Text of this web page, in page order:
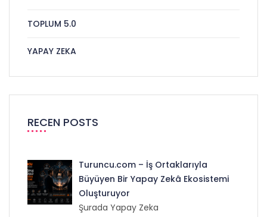
TOPLUM 5.0
YAPAY ZEKA
RECEN POSTS
Turuncu.com – İş Ortaklarıyla
Büyüyen Bir Yapay Zekâ Ekosistemi
Oluşturuyor
Şurada Yapay Zeka